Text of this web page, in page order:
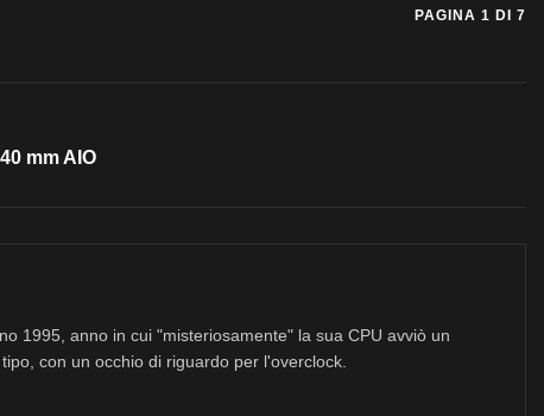
PAGINA 1 DI 7
mm AIO
1995, anno in cui "misteriosamente" la sua CPU avviò un
con un occhio di riguardo per l'overclock.